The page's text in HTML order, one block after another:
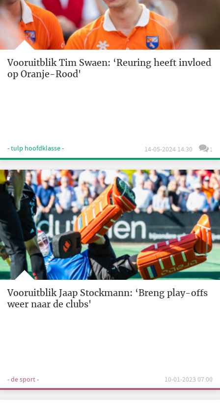
Vooruitblik Tim Swaen: ‘Reuring heeft invloed
op Oranje-Rood'
- tulp hoofdklasse - 14-05-2024 14:30 1
Vooruitblik Jaap Stockmann: ‘Breng play-offs
weer naar de clubs'
- de sport - 10-01-2023 07:00